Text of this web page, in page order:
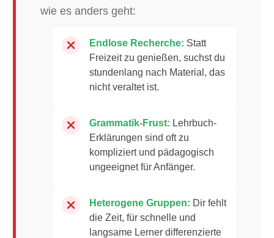
wie es anders geht:
Endlose Recherche: Statt
Freizeit zu genießen, suchst du
stundenlang nach Material, das
nicht veraltet ist.
Grammatik-Frust: Lehrbuch-
Erklärungen sind oft zu
kompliziert und pädagogisch
ungeeignet für Anfänger.
Heterogene Gruppen: Dir fehlt
die Zeit, für schnelle und
langsame Lerner differenzierte